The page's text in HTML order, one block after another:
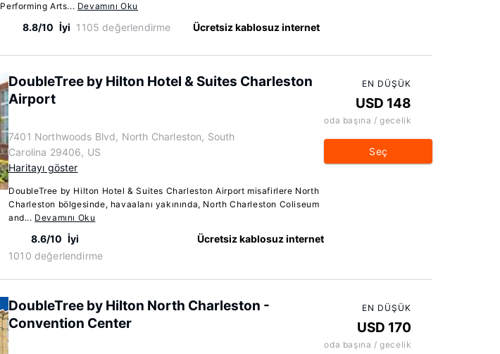
Performing Arts... Devamını Oku
8.8/10 İyi 1105 değerlendirme Ücretsiz kablosuz internet
DoubleTree by Hilton Hotel & Suites Charleston
Airport
7401 Northwoods Blvd, North Charleston, South
Carolina 29406, US
Haritayı göster
DoubleTree by Hilton Hotel & Suites Charleston Airport misafirlere North
Charleston bölgesinde, havaalanı yakınında, North Charleston Coliseum
and... Devamını Oku
8.6/10 İyi
1010 değerlendirme
Ücretsiz kablosuz internet
EN DÜŞÜK
USD 148
oda başına / gecelik
Seç
DoubleTree by Hilton North Charleston -
Convention Center
EN DÜŞÜK
USD 170
oda başına / gecelik